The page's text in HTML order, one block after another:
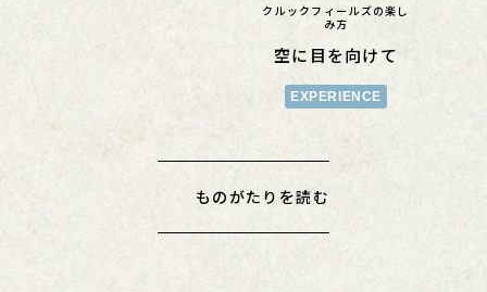
クルックフィールズの楽し
み方
空に目を向けて
EXPERIENCE
ものがたりを読む